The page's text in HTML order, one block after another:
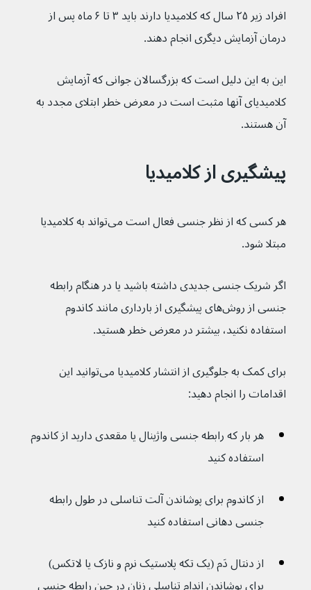
افراد زیر ۲۵ سال که کلامیدیا دارند باید ۳ تا ۶ ماه پس از
درمان آزمایش دیگری انجام دهند.
این به این دلیل است که بزرگسالان جوانی که آزمایش
کلامیدیای آنها مثبت است در معرض خطر ابتلای مجدد به
آن هستند.
پیشگیری از کلامیدیا
هر کسی که از نظر جنسی فعال است می‌تواند به کلامیدیا
مبتلا شود.
اگر شریک جنسی جدیدی داشته باشید یا در هنگام رابطه
جنسی از روش‌های پیشگیری از بارداری مانند کاندوم
استفاده نکنید، بیشتر در معرض خطر هستید.
برای کمک به جلوگیری از انتشار کلامیدیا می‌توانید این
اقدامات را انجام دهید:
هر بار که رابطه جنسی واژینال یا مقعدی دارید از کاندوم
استفاده کنید
از کاندوم برای پوشاندن آلت تناسلی در طول رابطه
جنسی دهانی استفاده کنید
از دنتال دَم (یک تکه پلاستیک نرم و نازک یا لاتکس)